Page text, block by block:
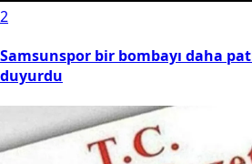
2
Samsunspor bir bombayı daha
duyurdu